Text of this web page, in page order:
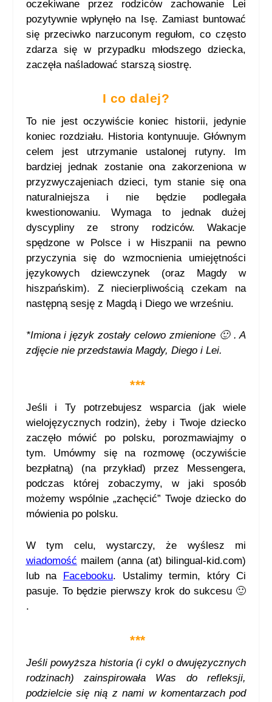
oczekiwane przez rodziców zachowanie Lei
pozytywnie wpłynęło na Isę. Zamiast buntować
się przeciwko narzuconym regułom, co często
zdarza się w przypadku młodszego dziecka,
zaczęła naśladować starszą siostrę.
I co dalej?
To nie jest oczywiście koniec historii, jedynie
koniec rozdziału. Historia kontynuuje. Głównym
celem jest utrzymanie ustalonej rutyny. Im
bardziej jednak zostanie ona zakorzeniona w
przyzwyczajeniach dzieci, tym stanie się ona
naturalniejsza i nie będzie podlegała
kwestionowaniu. Wymaga to jednak dużej
dyscypliny ze strony rodziców. Wakacje
spędzone w Polsce i w Hiszpanii na pewno
przyczynia się do wzmocnienia umiejętności
językowych dziewczynek (oraz Magdy w
hiszpańskim). Z niecierpliwością czekam na
następną sesję z Magdą i Diego we wrześniu.
*Imiona i język zostały celowo zmienione 🙂 . A
zdjęcie nie przedstawia Magdy, Diego i Lei.
***
Jeśli i Ty potrzebujesz wsparcia (jak wiele
wielojęzycznych rodzin), żeby i Twoje dziecko
zaczęło mówić po polsku, porozmawiajmy o
tym. Umówmy się na rozmowę (oczywiście
bezpłatną) (na przykład) przez Messengera,
podczas której zobaczymy, w jaki sposób
możemy wspólnie „zachęcić” Twoje dziecko do
mówienia po polsku.
W tym celu, wystarczy, że wyślesz mi
wiadomość mailem (anna (at) bilingual-kid.com)
lub na Facebooku. Ustalimy termin, który Ci
pasuje. To będzie pierwszy krok do sukcesu 🙂
.
***
Jeśli powyższa historia (i cykl o dwujęzycznych
rodzinach) zainspirowała Was do refleksji,
podzielcie się nią z nami w komentarzach pod